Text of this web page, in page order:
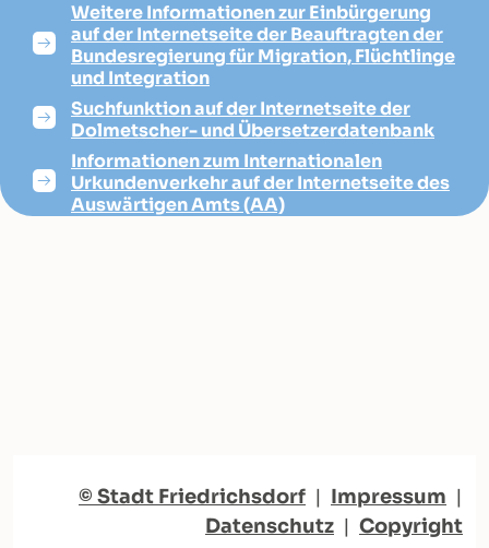
Weitere Informationen zur Einbürgerung
auf der Internetseite der Beauftragten der
Bundesregierung für Migration, Flüchtlinge
und Integration
Suchfunktion auf der Internetseite der
Dolmetscher- und Übersetzerdatenbank
Informationen zum Internationalen
Urkundenverkehr auf der Internetseite des
Auswärtigen Amts (AA)
© Stadt Friedrichsdorf | Impressum |
Datenschutz | Copyright